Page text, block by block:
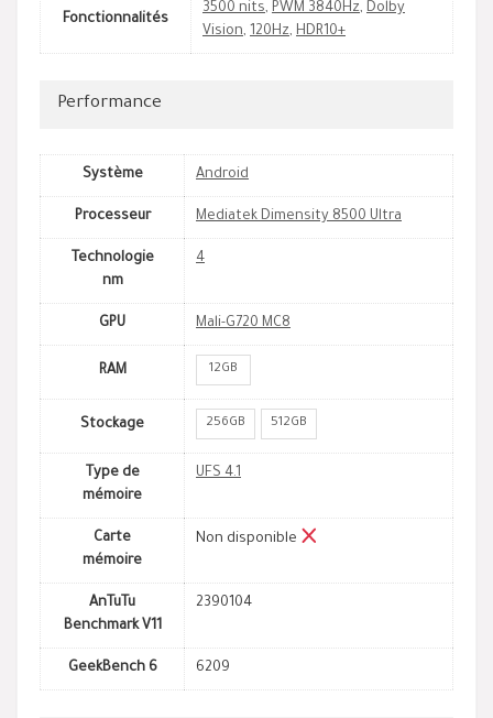
Fonctionnalités
3500 nits, PWM 3840Hz, Dolby
Vision, 120Hz, HDR10+
Performance
Système Android
Processeur Mediatek Dimensity 8500 Ultra
Technologie
nm
4
GPU Mali-G720 MC8
RAM 12GB
Stockage 256GB 512GB
Type de
mémoire
UFS 4.1
Carte
mémoire
Non disponible
AnTuTu
Benchmark V11
2390104
GeekBench 6 6209